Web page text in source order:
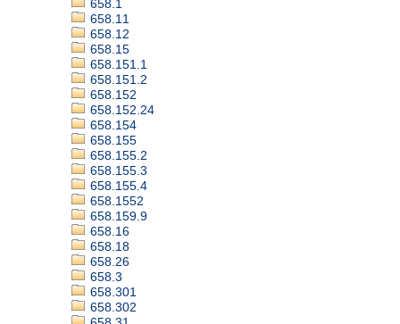
658.1
658.11
658.12
658.15
658.151.1
658.151.2
658.152
658.152.24
658.154
658.155
658.155.2
658.155.3
658.155.4
658.1552
658.159.9
658.16
658.18
658.26
658.3
658.301
658.302